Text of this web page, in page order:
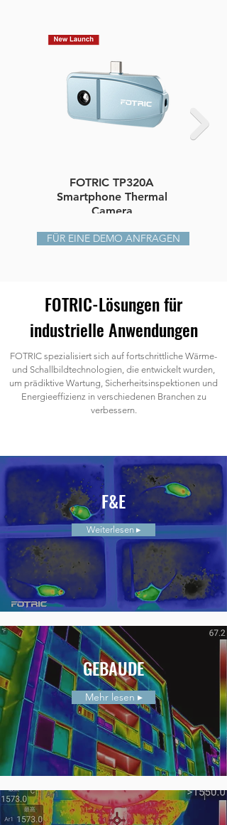
FOTRIC TP320A
Smartphone Thermal
Camera
FÜR EINE DEMO ANFRAGEN
FOTRIC-Lösungen für
industrielle Anwendungen
FOTRIC spezialisiert sich auf fortschrittliche Wärme-
und Schallbildtechnologien, die entwickelt wurden,
um prädiktive Wartung, Sicherheitsinspektionen und
Energieeffizienz in verschiedenen Branchen zu
verbessern.
F&E
Weiterlesen ▸
GEBAUDE
Mehr lesen ▸